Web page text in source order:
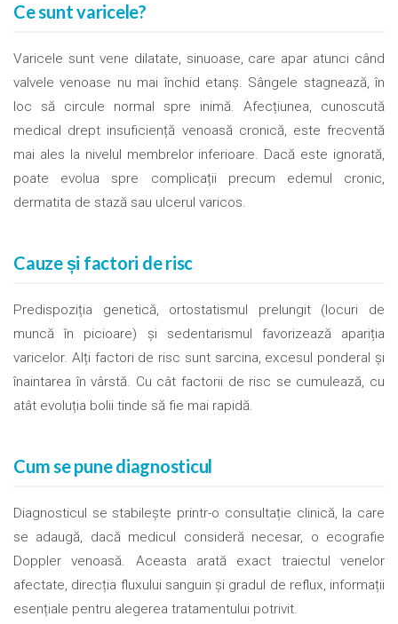
Ce sunt varicele?
Varicele sunt vene dilatate, sinuoase, care apar atunci când
valvele venoase nu mai închid etanș. Sângele stagnează, în
loc să circule normal spre inimă. Afecțiunea, cunoscută
medical drept insuficiență venoasă cronică, este frecventă
mai ales la nivelul membrelor inferioare. Dacă este ignorată,
poate evolua spre complicații precum edemul cronic,
dermatita de stază sau ulcerul varicos.
Cauze și factori de risc
Predispoziția genetică, ortostatismul prelungit (locuri de
muncă în picioare) și sedentarismul favorizează apariția
varicelor. Alți factori de risc sunt sarcina, excesul ponderal și
înaintarea în vârstă. Cu cât factorii de risc se cumulează, cu
atât evoluția bolii tinde să fie mai rapidă.
Cum se pune diagnosticul
Diagnosticul se stabilește printr-o consultație clinică, la care
se adaugă, dacă medicul consideră necesar, o ecografie
Doppler venoasă. Aceasta arată exact traiectul venelor
afectate, direcția fluxului sanguin și gradul de reflux, informații
esențiale pentru alegerea tratamentului potrivit.